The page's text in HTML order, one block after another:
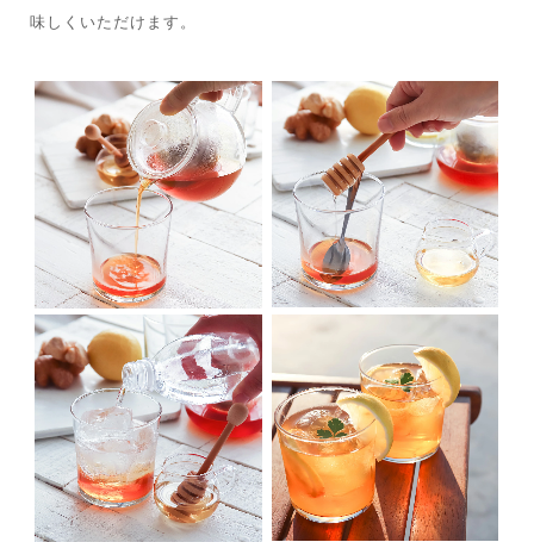
味しくいただけます。